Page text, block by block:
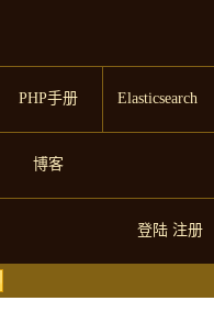
PHP手册 Elasticsearch
博客
登陆 注册